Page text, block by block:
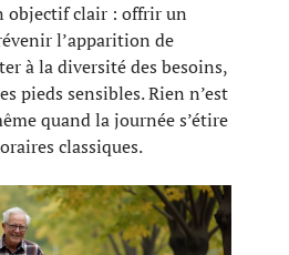
objectif clair : offrir un
l’apparition de
à la diversité des besoins,
pieds sensibles. Rien n’est
quand la journée s’étire
classiques.